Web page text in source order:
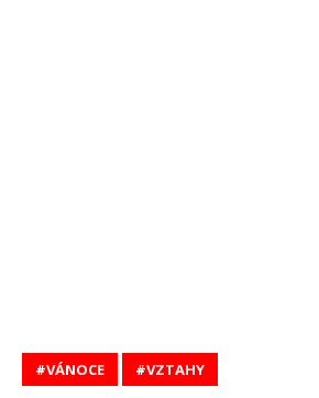
VÁNOCE VZTAHY